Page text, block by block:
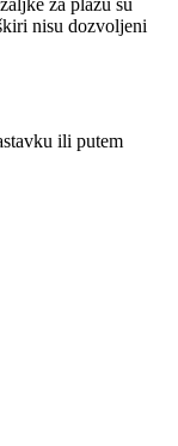
za plažu su
nisu dozvoljeni
ili putem